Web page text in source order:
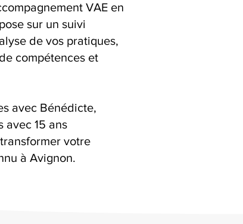
VAE en
sur un suivi
de vos pratiques,
compétences et
avec Bénédicte,
avec 15 ans
votre
à Avignon.